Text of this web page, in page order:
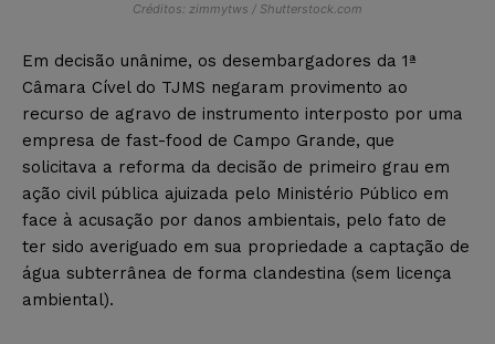
Créditos: zimmytws / Shutterstock.com
Em decisão unânime, os desembargadores da 1ª
Câmara Cível do TJMS negaram provimento ao
recurso de agravo de instrumento interposto por uma
empresa de fast-food de Campo Grande, que
solicitava a reforma da decisão de primeiro grau em
ação civil pública ajuizada pelo Ministério Público em
face à acusação por danos ambientais, pelo fato de
ter sido averiguado em sua propriedade a captação de
água subterrânea de forma clandestina (sem licença
ambiental).